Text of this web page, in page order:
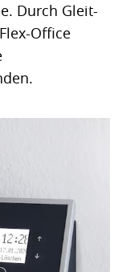
Durch Gleit-
Office